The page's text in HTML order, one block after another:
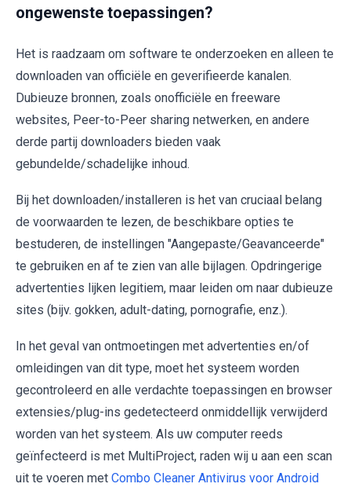
ongewenste toepassingen?
Het is raadzaam om software te onderzoeken en alleen te
downloaden van officiële en geverifieerde kanalen.
Dubieuze bronnen, zoals onofficiële en freeware
websites, Peer-to-Peer sharing netwerken, en andere
derde partij downloaders bieden vaak
gebundelde/schadelijke inhoud.
Bij het downloaden/installeren is het van cruciaal belang
de voorwaarden te lezen, de beschikbare opties te
bestuderen, de instellingen "Aangepaste/Geavanceerde"
te gebruiken en af te zien van alle bijlagen. Opdringerige
advertenties lijken legitiem, maar leiden om naar dubieuze
sites (bijv. gokken, adult-dating, pornografie, enz.).
In het geval van ontmoetingen met advertenties en/of
omleidingen van dit type, moet het systeem worden
gecontroleerd en alle verdachte toepassingen en browser
extensies/plug-ins gedetecteerd onmiddellijk verwijderd
worden van het systeem. Als uw computer reeds
geïnfecteerd is met MultiProject, raden wij u aan een scan
uit te voeren met Combo Cleaner Antivirus voor Android